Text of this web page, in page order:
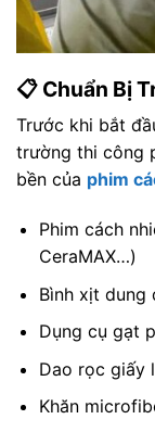
📋 Chuẩn Bị
Trước khi bắt
trường thi công
bền của phim
Phim cách
CeraMAX…)
Bình xịt dung
Dụng cụ gạt
Dao rọc giấy
Khăn